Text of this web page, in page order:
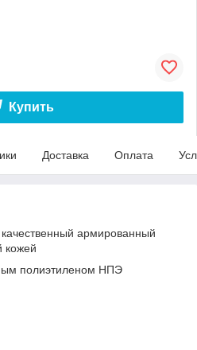
Купить
Доставка Оплата
армированный
кожей
полиэтиленом НПЭ